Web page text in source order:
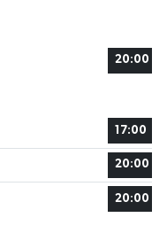
20:00
17:00
20:00
20:00